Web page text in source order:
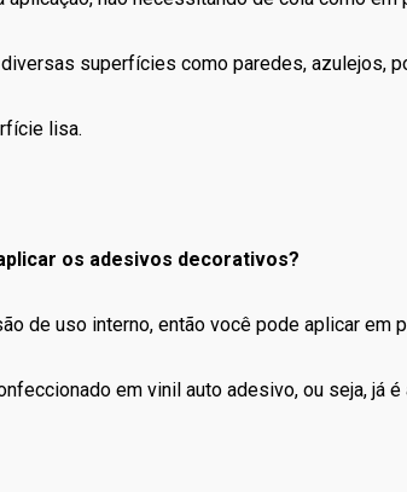
superfícies como paredes, azulejos,
lisa.
os adesivos decorativos?
de uso interno, então você pode aplicar em
em vinil auto adesivo, ou seja, já